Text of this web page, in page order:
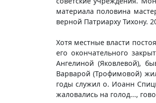
материала половина
верной Патриарху Тихону.
Хотя местные власти
его окончательного
Ангелиной (Яковлевой),
Варварой (Трофимовой)
годы служил о. Иоанн
жаловались на голод...,